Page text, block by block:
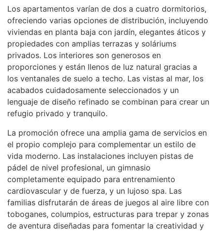
Los apartamentos varían de dos a cuatro dormitorios,
ofreciendo varias opciones de distribución, incluyendo
viviendas en planta baja con jardín, elegantes áticos y
propiedades con amplias terrazas y soláriums
privados. Los interiores son generosos en
proporciones y están llenos de luz natural gracias a
los ventanales de suelo a techo. Las vistas al mar, los
acabados cuidadosamente seleccionados y un
lenguaje de diseño refinado se combinan para crear un
refugio privado y tranquilo.
La promoción ofrece una amplia gama de servicios en
el propio complejo para complementar un estilo de
vida moderno. Las instalaciones incluyen pistas de
pádel de nivel profesional, un gimnasio
completamente equipado para entrenamiento
cardiovascular y de fuerza, y un lujoso spa. Las
familias disfrutarán de áreas de juegos al aire libre con
toboganes, columpios, estructuras para trepar y zonas
de aventura diseñadas para fomentar la creatividad y